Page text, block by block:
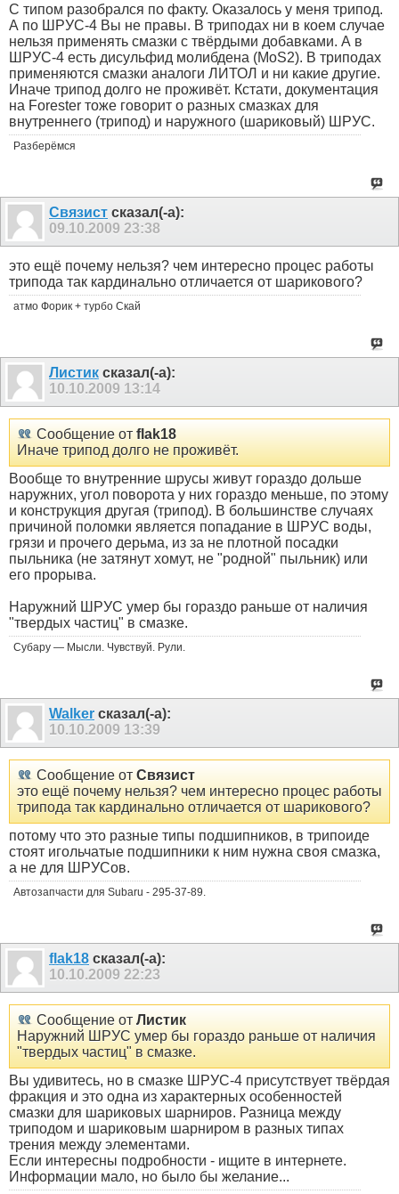
С типом разобрался по факту. Оказалось у меня трипод.
А по ШРУС-4 Вы не правы. В триподах ни в коем случае
нельзя применять смазки с твёрдыми добавками. А в
ШРУС-4 есть дисульфид молибдена (MoS2). В триподах
применяются смазки аналоги ЛИТОЛ и ни какие другие.
Иначе трипод долго не проживёт. Кстати, документация
на Forester тоже говорит о разных смазках для
внутреннего (трипод) и наружного (шариковый) ШРУС.
Разберёмся
Связист сказал(-а):
09.10.2009 23:38
это ещё почему нельзя? чем интересно процес работы
трипода так кардинально отличается от шарикового?
атмо Форик + турбо Скай
Листик сказал(-а):
10.10.2009 13:14
Сообщение от flak18
Иначе трипод долго не проживёт.
Вообще то внутренние шрусы живут гораздо дольше
наружних, угол поворота у них гораздо меньше, по этому
и конструкция другая (трипод). В большинстве случаях
причиной поломки является попадание в ШРУС воды,
грязи и прочего дерьма, из за не плотной посадки
пыльника (не затянут хомут, не "родной" пыльник) или
его прорыва.
Наружний ШРУС умер бы гораздо раньше от наличия
"твердых частиц" в смазке.
Субару — Мысли. Чувствуй. Рули.
Walker сказал(-а):
10.10.2009 13:39
Сообщение от Связист
это ещё почему нельзя? чем интересно процес работы
трипода так кардинально отличается от шарикового?
потому что это разные типы подшипников, в трипоиде
стоят игольчатые подшипники к ним нужна своя смазка,
а не для ШРУСов.
Автозапчасти для Subaru - 295-37-89.
flak18 сказал(-а):
10.10.2009 22:23
Сообщение от Листик
Наружний ШРУС умер бы гораздо раньше от наличия
"твердых частиц" в смазке.
Вы удивитесь, но в смазке ШРУС-4 присутствует твёрдая
фракция и это одна из характерных особенностей
смазки для шариковых шарниров. Разница между
триподом и шариковым шарниром в разных типах
трения между элементами.
Если интересны подробности - ищите в интернете.
Информации мало, но было бы желание...